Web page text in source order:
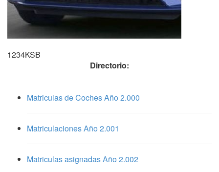
1234KSB
Directorio:
Matriculas de Coches Año 2.000
Matriculaciones Año 2.001
Matriculas asignadas Año 2.002